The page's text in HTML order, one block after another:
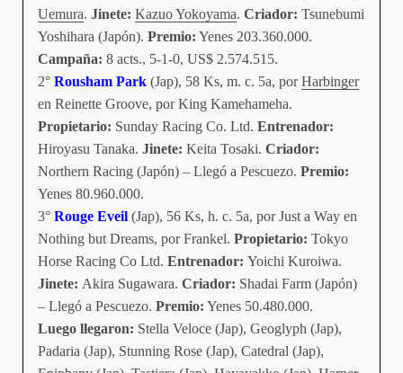
Uemura. Jinete: Kazuo Yokoyama. Criador: Tsunebumi
Yoshihara (Japón). Premio: Yenes 203.360.000.
Campaña: 8 acts., 5-1-0, US$ 2.574.515.
2° Rousham Park (Jap), 58 Ks, m. c. 5a, porHarbinger
en Reinette Groove, por King Kamehameha.
Propietario: Sunday Racing Co. Ltd. Entrenador:
Hiroyasu Tanaka. Jinete: Keita Tosaki. Criador:
Northern Racing (Japón) – Llegó a Pescuezo. Premio:
Yenes 80.960.000.
3° Rouge Eveil (Jap), 56 Ks, h. c. 5a, por Just a Way en
Nothing but Dreams, por Frankel. Propietario: Tokyo
Horse Racing Co Ltd. Entrenador: Yoichi Kuroiwa.
Jinete: Akira Sugawara. Criador: Shadai Farm (Japón)
– Llegó a Pescuezo. Premio: Yenes 50.480.000.
Luego llegaron: Stella Veloce (Jap), Geoglyph (Jap),
Padaria (Jap), Stunning Rose (Jap), Catedral (Jap),